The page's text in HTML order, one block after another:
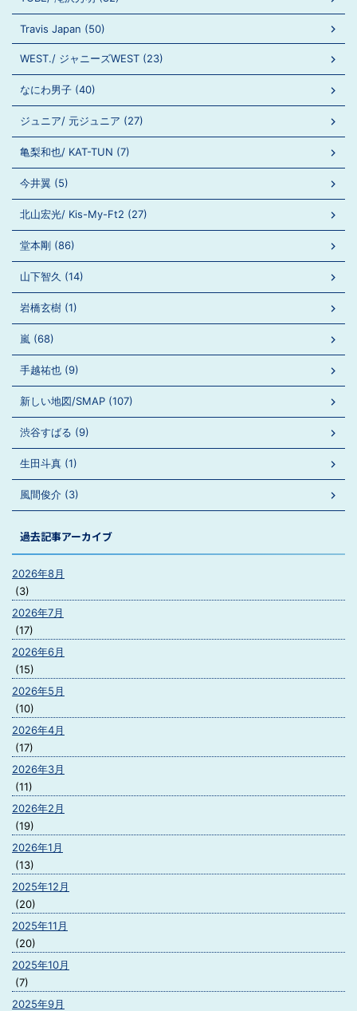
Travis Japan (50)
WEST./ ジャニーズWEST (23)
なにわ男子 (40)
ジュニア/ 元ジュニア (27)
亀梨和也/ KAT-TUN (7)
今井翼 (5)
北山宏光/ Kis-My-Ft2 (27)
堂本剛 (86)
山下智久 (14)
岩橋玄樹 (1)
嵐 (68)
手越祐也 (9)
新しい地図/SMAP (107)
渋谷すばる (9)
生田斗真 (1)
風間俊介 (3)
過去記事アーカイブ
2026年8月
(3)
2026年7月
(17)
2026年6月
(15)
2026年5月
(10)
2026年4月
(17)
2026年3月
(11)
2026年2月
(19)
2026年1月
(13)
2025年12月
(20)
2025年11月
(20)
2025年10月
(7)
2025年9月